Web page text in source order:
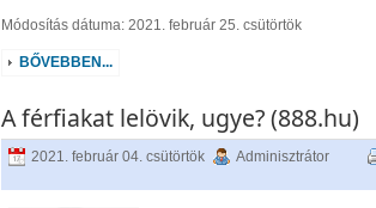
Módosítás dátuma: 2021. február 25. csütörtök
BŐVEBBEN...
A férfiakat lelövik, ugye? (888.hu)
2021. február 04. csütörtök Adminisztrátor